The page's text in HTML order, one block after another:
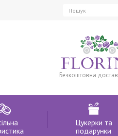
Безкоштовна
Цукерки та
подарунки